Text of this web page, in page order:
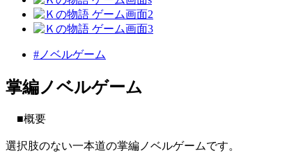
#ノベルゲーム
掌編ノベルゲーム
■概要
選択肢のない一本道の掌編ノベルゲームです。